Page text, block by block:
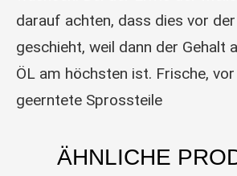
darauf achten, dass dies vor
geschieht, weil dann der Gehalt
ÖL am höchsten ist. Frische,
geerntete Sprossteile
ÄHNLICHE